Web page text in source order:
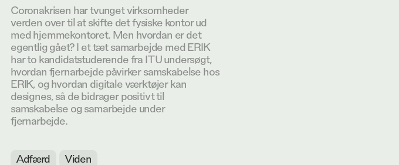
Coronakrisen har tvunget virksomheder
verden over til at skifte det fysiske kontor ud
med hjemmekontoret. Men hvordan er det
egentlig gået? I et tæt samarbejde med ERIK
har to kandidatstuderende fra ITU undersøgt,
hvordan fjernarbejde påvirker samskabelse hos
ERIK, og hvordan digitale værktøjer kan
designes, så de bidrager positivt til
samskabelse og samarbejde under
fjernarbejde.
Adfærd Viden